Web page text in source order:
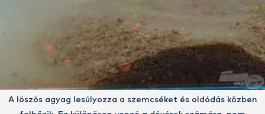
A löszös agyag lesúlyozza a szemcséket és oldódás közben